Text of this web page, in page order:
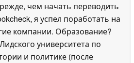
чем начать переводить
я успел поработать на
компании. Образование?
университета по
и политике (после